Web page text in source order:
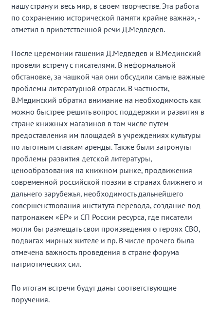
нашу страну и весь мир, в своем творчестве. Эта работа
по сохранению исторической памяти крайне важна», -
отметил в приветственной речи Д.Медведев.
После церемонии гашения Д.Медведев и В.Мединский
провели встречу с писателями. В неформальной
обстановке, за чашкой чая они обсудили самые важные
проблемы литературной отрасли. В частности,
В.Мединский обратил внимание на необходимость как
можно быстрее решить вопрос поддержки и развития в
стране книжных магазинов в том числе путем
предоставления им площадей в учреждениях культуры
по льготным ставкам аренды. Также были затронуты
проблемы развития детской литературы,
ценообразования на книжном рынке, продвижения
современной российской поэзии в странах ближнего и
дальнего зарубежья, необходимость дальнейшего
совершенствования института перевода, создание под
патронажем «ЕР» и СП России ресурса, где писатели
могли бы размещать свои произведения о героях СВО,
подвигах мирных жителе и пр. В числе прочего была
отмечена важность проведения в стране форума
патриотических сил.
По итогам встречи будут даны соответствующие
поручения.